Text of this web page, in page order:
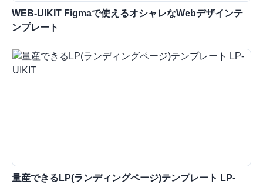
WEB-UIKIT Figmaで使えるオシャレなWebデザインテ
ンプレート
量産できるLP(ランディングページ)テンプレート LP-